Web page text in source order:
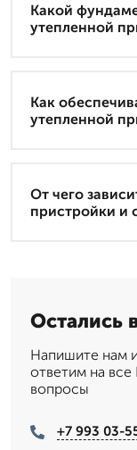
Какой
утепленной
Как
утепленной
От чего
пристройки и
Остались
Напишите нам
ответим на
вопросы
+7 993 03-